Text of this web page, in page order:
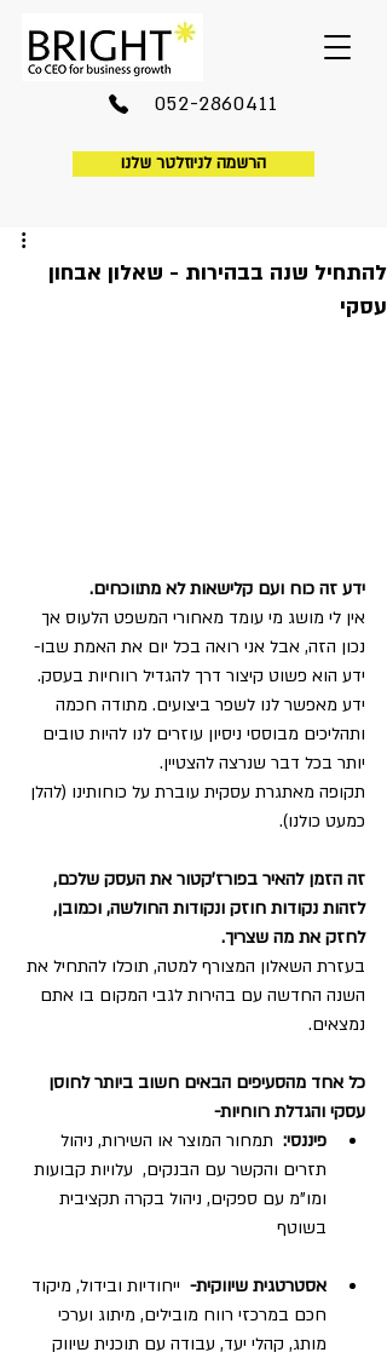
052-2860411
הרשמה לניוזלטר שלנו
להתחיל שנה בבהירות - שאלון אבחון
עסקי
ידע זה כוח ועם קלישאות לא מתווכחים.
אין לי מושג מי עומד מאחורי המשפט הלעוס אך
נכון הזה, אבל אני רואה בכל יום את האמת שבו-
ידע הוא פשוט קיצור דרך להגדיל רווחיות בעסק.
ידע מאפשר לנו לשפר ביצועים. מתודה חכמה
ותהליכים מבוססי ניסיון עוזרים לנו להיות טובים
יותר בכל דבר שנרצה להצטיין.
תקופה מאתגרת עסקית עוברת על כוחותינו (להלן
כמעט כולנו).
זה הזמן להאיר בפורז'קטור את העסק שלכם,
לזהות נקודות חוזק ונקודות החולשה, וכמובן,
לחזק את מה שצריך.
בעזרת השאלון המצורף למטה, תוכלו להתחיל את
השנה החדשה עם בהירות לגבי המקום בו אתם
נמצאים.
כל אחד מהסעיפים הבאים חשוב ביותר לחוסן
עסקי והגדלת רווחיות-
פיננסי: תמחור המוצר או השירות, ניהול
תזרים והקשר עם הבנקים,  עלויות קבועות
ומו"מ עם ספקים, ניהול בקרה תקציבית
בשוטף
אסטרטגית שיווקית- ייחודיות ובידול, מיקוד
חכם במרכזי רווח מובילים, מיתוג וערכי
מותג, קהלי יעד, עבודה עם תוכנית שיווק